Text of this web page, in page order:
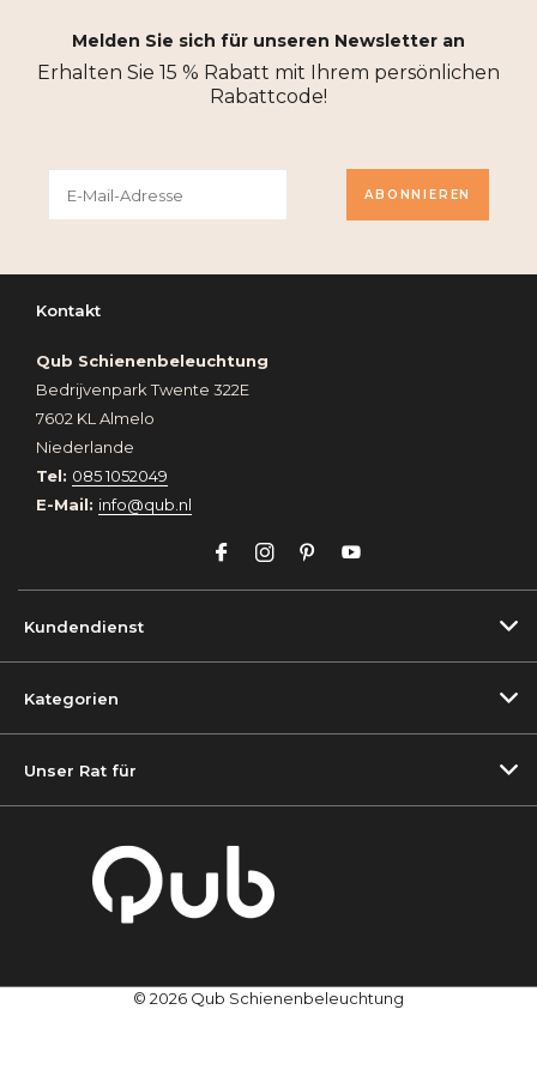
Melden Sie sich für unseren Newsletter an
Erhalten Sie 15 % Rabatt mit Ihrem persönlichen
Rabattcode!
ABONNIEREN
Kontakt
Qub Schienenbeleuchtung
Bedrijvenpark Twente 322E
7602 KL Almelo
Niederlande
Tel: 085 1052049
E-Mail: info@qub.nl
Kundendienst
Kategorien
Unser Rat für
© 2026 Qub Schienenbeleuchtung